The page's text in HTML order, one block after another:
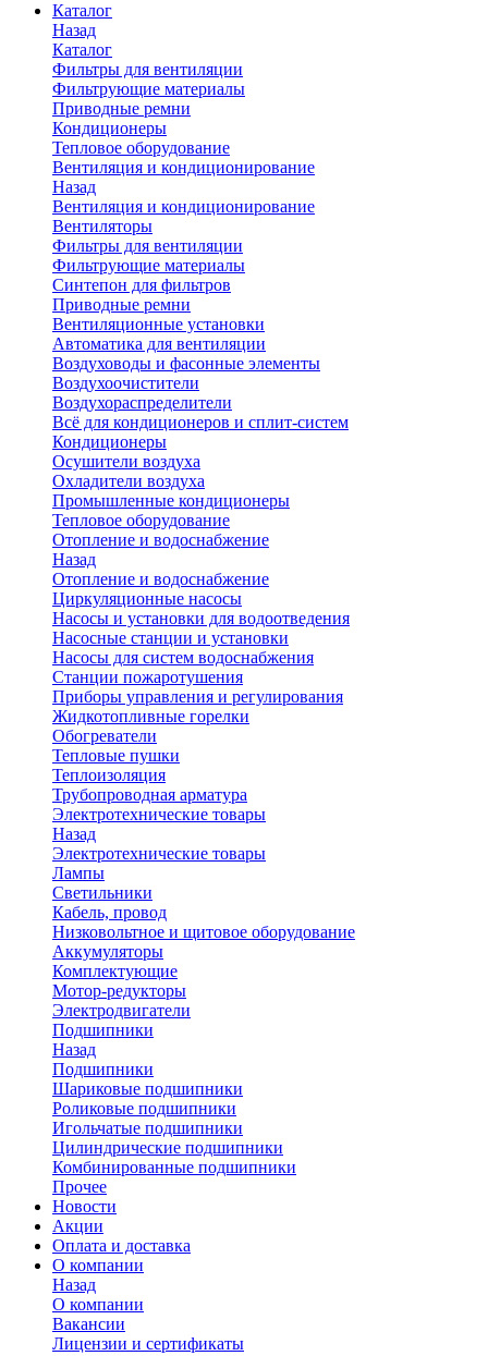
Каталог
Назад
Каталог
Фильтры для вентиляции
Фильтрующие материалы
Приводные ремни
Кондиционеры
Тепловое оборудование
Вентиляция и кондиционирование
Назад
Вентиляция и кондиционирование
Вентиляторы
Фильтры для вентиляции
Фильтрующие материалы
Синтепон для фильтров
Приводные ремни
Вентиляционные установки
Автоматика для вентиляции
Воздуховоды и фасонные элементы
Воздухоочистители
Воздухораспределители
Всё для кондиционеров и сплит-систем
Кондиционеры
Осушители воздуха
Охладители воздуха
Промышленные кондиционеры
Тепловое оборудование
Отопление и водоснабжение
Назад
Отопление и водоснабжение
Циркуляционные насосы
Насосы и установки для водоотведения
Насосные станции и установки
Насосы для систем водоснабжения
Станции пожаротушения
Приборы управления и регулирования
Жидкотопливные горелки
Обогреватели
Тепловые пушки
Теплоизоляция
Трубопроводная арматура
Электротехнические товары
Назад
Электротехнические товары
Лампы
Светильники
Кабель, провод
Низковольтное и щитовое оборудование
Аккумуляторы
Комплектующие
Мотор-редукторы
Электродвигатели
Подшипники
Назад
Подшипники
Шариковые подшипники
Роликовые подшипники
Игольчатые подшипники
Цилиндрические подшипники
Комбинированные подшипники
Прочее
Новости
Акции
Оплата и доставка
О компании
Назад
О компании
Вакансии
Лицензии и сертификаты